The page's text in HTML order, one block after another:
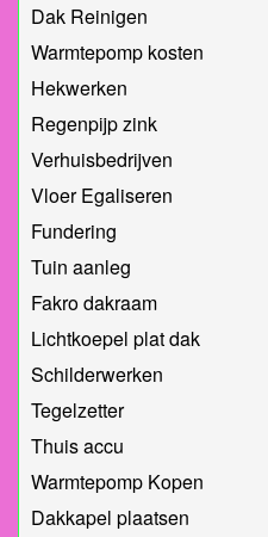
Dak Reinigen
Warmtepomp kosten
Hekwerken
Regenpijp zink
Verhuisbedrijven
Vloer Egaliseren
Fundering
Tuin aanleg
Fakro dakraam
Lichtkoepel plat dak
Schilderwerken
Tegelzetter
Thuis accu
Warmtepomp Kopen
Dakkapel plaatsen